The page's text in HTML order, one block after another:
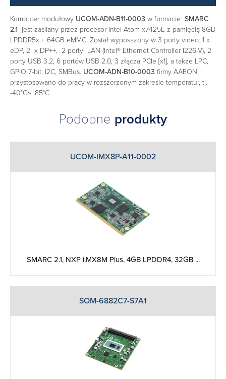
Komputer modułowy UCOM-ADN-B11-0003 w formacie SMARC
2.1 jest zasilany przez procesor Intel Atom x7425E z pamięcią 8GB
LPDDR5x i 64GB eMMC. Został wyposażony w 3 porty video: 1 x
eDP, 2 x DP++, 2 porty LAN (Intel® Ethernet Controller I226-V), 2
porty USB 3.2, 6 portów USB 2.0, 3 złącza PCIe [x1], a także LPC,
GPIO 7-bit, I2C, SMBus. UCOM-ADN-B10-0003 firmy AAEON
przystosowano do pracy w rozszerzonym zakresie temperatur, tj.
-40°C~+85°C.
Podobne produkty
UCOM-IMX8P-A11-0002
SMARC 2.1, NXP i.MX8M Plus, 4GB LPDDR4, 32GB ...
SOM-6882C7-S7A1